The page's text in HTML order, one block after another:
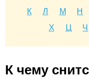
К
Л М Н
Х
Ц Ч
К чему